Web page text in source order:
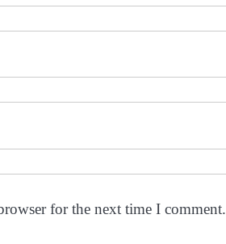
for the next time I comment.